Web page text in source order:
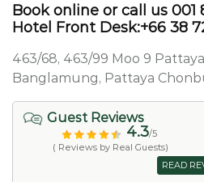
Book online or call us 001
Hotel Front Desk:+66 38
463/68, 463/99 Moo 9
Banglamung, Pattaya
Guest Reviews
4.3/5
( Reviews by Real Guests)
READ